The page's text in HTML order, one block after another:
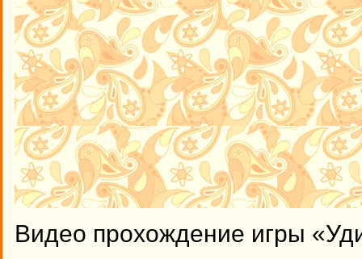
Видео прохождение игры